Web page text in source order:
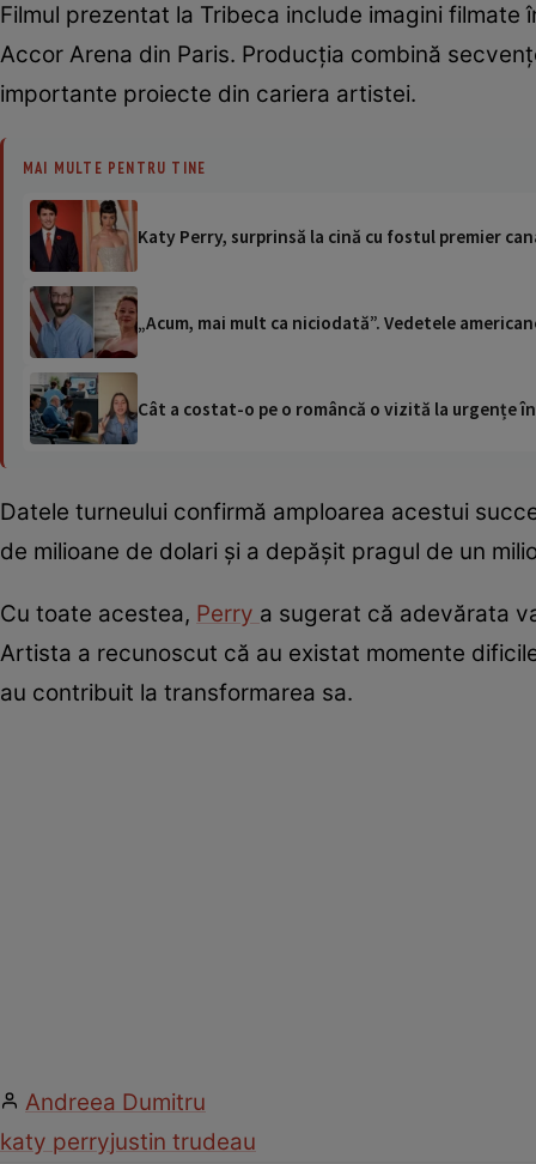
Filmul prezentat la Tribeca include imagini
Accor Arena din Paris. Producția combină
importante proiecte din cariera artistei.
MAI MULTE PENTRU TINE
Katy Perry, surprinsă la cină cu fostul premier
„Acum, mai mult ca niciodată”. Vedetele
Cât a costat-o pe o româncă o vizită la urgențe
Datele turneului confirmă amploarea acestui
de milioane de dolari și a depășit pragul de un
Cu toate acestea, Perry a sugerat că adevărata
Artista a recunoscut că au existat momente
au contribuit la transformarea sa.
Andreea Dumitru
katy perryjustin trudeau